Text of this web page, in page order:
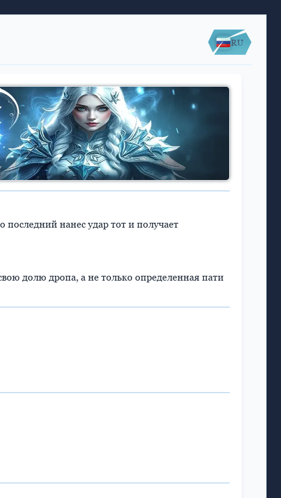
RU
нанес удар тот и получает
долю дропа, а не только определенная пати